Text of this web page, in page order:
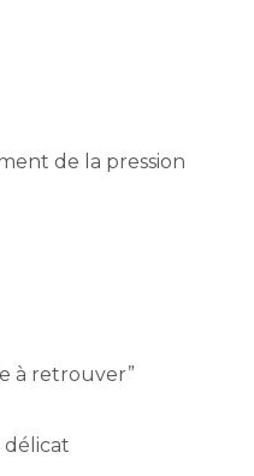
de la pression
à retrouver”
délicat